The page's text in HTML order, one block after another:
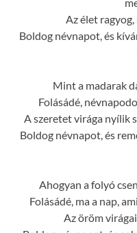
Az élet
Boldog névnapot, és
Mint a madarak
Folásádé,
A szeretet virága nyílik
Boldog névnapot, és
Ahogyan a folyó
Folásádé, ma a nap,
Az öröm